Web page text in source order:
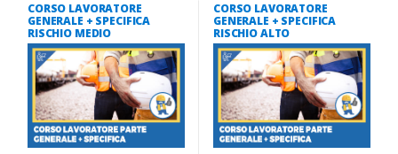
CORSO LAVORATORE
GENERALE + SPECIFICA
RISCHIO MEDIO
CORSO LAVORATORE
GENERALE + SPECIFICA
RISCHIO ALTO